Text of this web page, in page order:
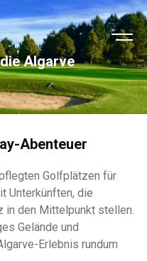
Algarve
Abenteuer
Golfplätzen für
Unterkünften, die
in den Mittelpunkt stellen.
Gelände und
Erlebnis rundum